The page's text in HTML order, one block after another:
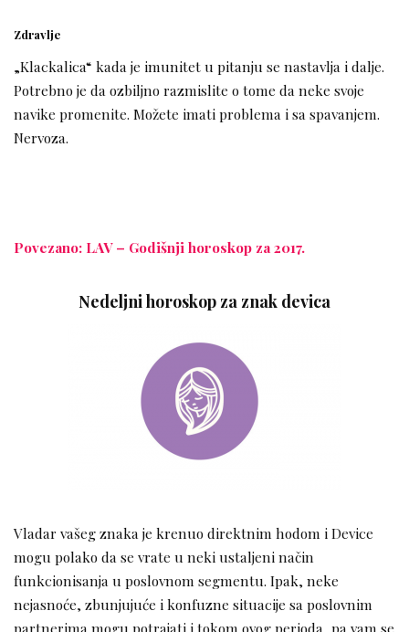
Zdravlje
„Klackalica“ kada je imunitet u pitanju se nastavlja i dalje.
Potrebno je da ozbiljno razmislite o tome da neke svoje
navike promenite. Možete imati problema i sa spavanjem.
Nervoza.
Povezano: LAV – Godišnji horoskop za 2017.
Nedeljni horoskop za znak devica
Vladar vašeg znaka je krenuo direktnim hodom i Device
mogu polako da se vrate u neki ustaljeni način
funkcionisanja u poslovnom segmentu. Ipak, neke
nejasnoće, zbunjujuće i konfuzne situacije sa poslovnim
partnerima mogu potrajati i tokom ovog perioda, pa vam se